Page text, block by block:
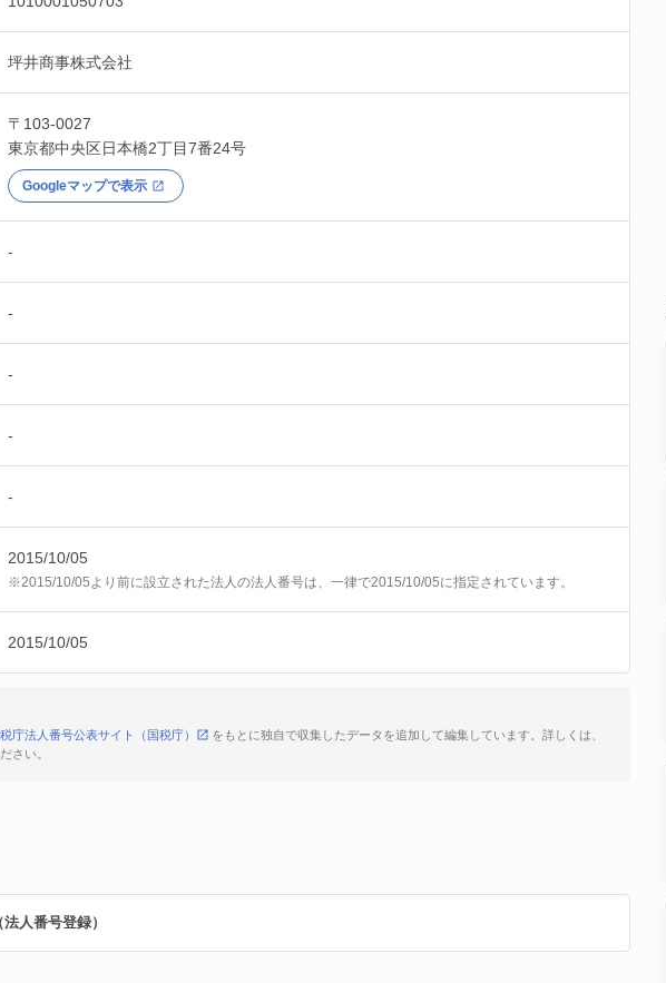
坪井商事株式会社
〒103-0027
東京都中央区日本橋2丁目7番24号
Googleマップで表示
-
-
-
-
-
2015/10/05
※2015/10/05より前に設立された法人の法人番号は、一律で2015/10/05に指定されています。
2015/10/05
庁法人番号公表サイト（国税庁）
をもとに独自で収集したデータを追加して編集しています。詳しくは、
さい。
人番号登録）